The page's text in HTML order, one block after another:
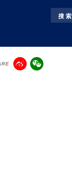
搜 索